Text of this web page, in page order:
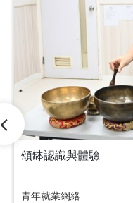
頌缽認識與體驗
青年就業網絡